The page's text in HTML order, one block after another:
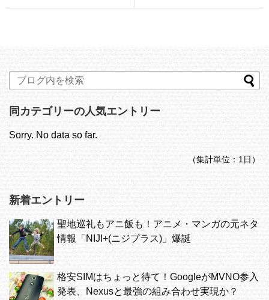
同カテゴリーの人気エントリー
Sorry. No data so far.
（集計単位：1日）
新着エントリー
聖地巡礼もアニ飯も！アニメ・マンガの元ネタ
情報「NIJI+(ニジプラス)」爆誕
格安SIMはちょっと待て！GoogleがMVNO参入
発表、Nexusと最強の組み合わせ実現か？